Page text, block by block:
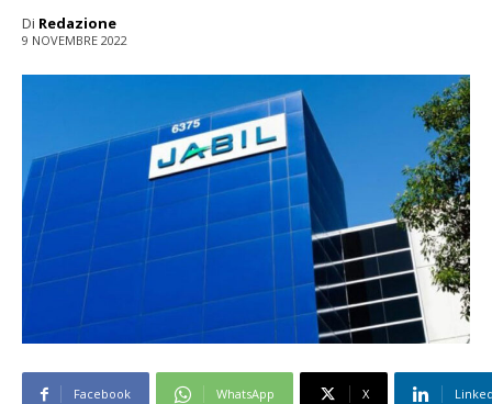
Di Redazione
9 NOVEMBRE 2022
Facebook WhatsApp X